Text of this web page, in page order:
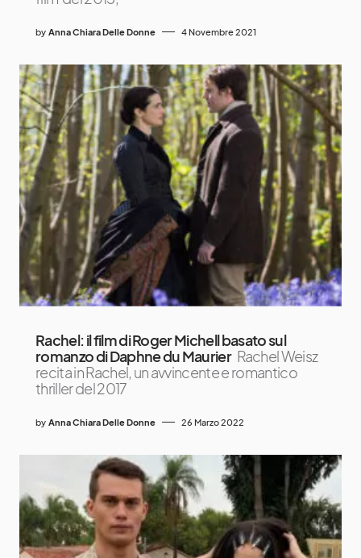
by Anna Chiara Delle Donne 4 Novembre 2021
Rachel: il film di Roger Michell basato sul
romanzo di Daphne du Maurier Rachel Weisz
recita in Rachel, un avvincente e romantico
thriller del 2017
by Anna Chiara Delle Donne 26 Marzo 2022